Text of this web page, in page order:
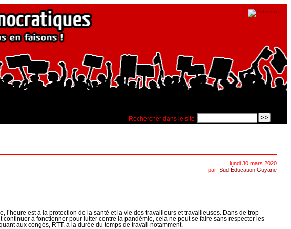
Rechercher dans le site
lundi 30 mars 2020
par Sud Éducation Guyane
est à la protection de la santé et la vie des travailleurs et travailleuses. Dans de trop
à fonctionner pour lutter contre la pandémie, cela ne peut se faire sans respecter les
aux congés, RTT, à la durée du temps de travail notamment.